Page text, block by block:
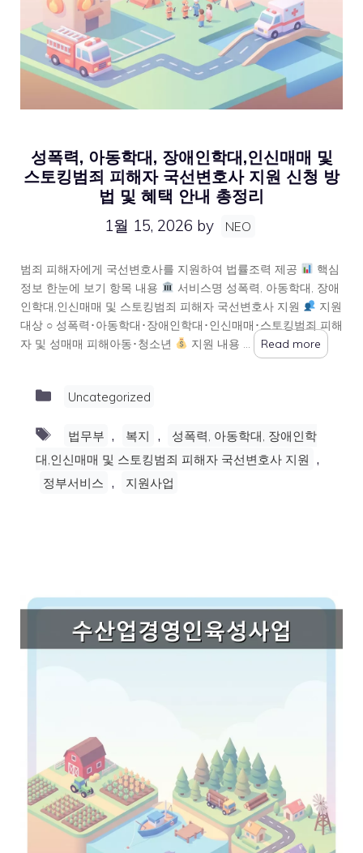
성폭력, 아동학대, 장애인학대,인신매매 및
스토킹범죄 피해자 국선변호사 지원 신청 방
법 및 혜택 안내 총정리
1월 15, 2026 by NEO
범죄 피해자에게 국선변호사를 지원하여 법률조력 제공
핵심
정보 한눈에 보기 항목 내용
서비스명 성폭력, 아동학대, 장애
인학대,인신매매 및 스토킹범죄 피해자 국선변호사 지원
지원
대상 ○ 성폭력･아동학대･장애인학대･인신매매･스토킹범죄 피해
자 및 성매매 피해아동･청소년
지원 내용 … Read more
Categories
Uncategorized
Tags
법무부 , 복지 ,
성폭력, 아동학대, 장애인학
대,인신매매 및 스토킹범죄 피해자 국선변호사 지원 ,
정부서비스 , 지원사업